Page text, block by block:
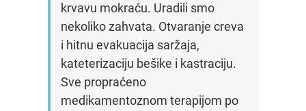
krvavu mokraću. Uradili smo
nekoliko zahvata. Otvaranje creva
i hitnu evakuacija saržaja,
kateterizaciju bešike i kastraciju.
Sve propraćeno
medikamentoznom terapijom po